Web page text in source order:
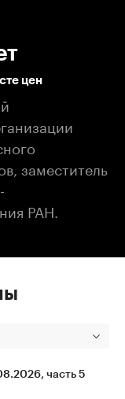
цен
заместитель
РАН.
часть 5